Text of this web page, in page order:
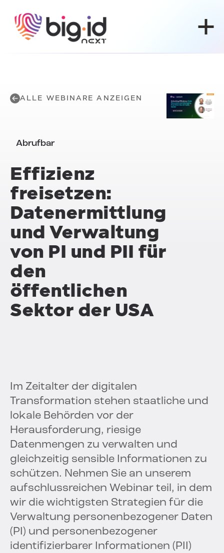
ALLE WEBINARE ANZEIGEN
Abrufbar
Effizienz
freisetzen:
Datenermittlung
und Verwaltung
von PI und PII für
den
öffentlichen
Sektor der USA
Im Zeitalter der digitalen
Transformation stehen staatliche und
lokale Behörden vor der
Herausforderung, riesige
Datenmengen zu verwalten und
gleichzeitig sensible Informationen zu
schützen. Nehmen Sie an unserem
aufschlussreichen Webinar teil, in dem
wir die wichtigsten Strategien für die
Verwaltung personenbezogener Daten
(PI) und personenbezogener
identifizierbarer Informationen (PII)